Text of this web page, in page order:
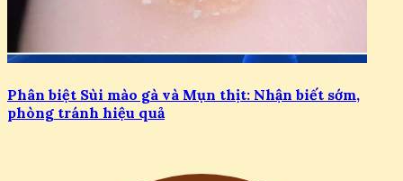
Phân biệt Sùi mào gà và Mụn thịt: Nhận biết sớm,
phòng tránh hiệu quả